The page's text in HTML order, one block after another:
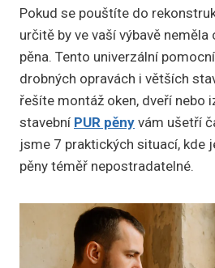
Pokud se pouštíte do
určitě by ve vaší výbavě neměla
pěna. Tento univerzální
drobných opravách i větších
řešíte montáž oken, dveří nebo
stavební PUR pěny vám ušetří
jsme 7 praktických situací, kde
pěny téměř nepostradatelné.